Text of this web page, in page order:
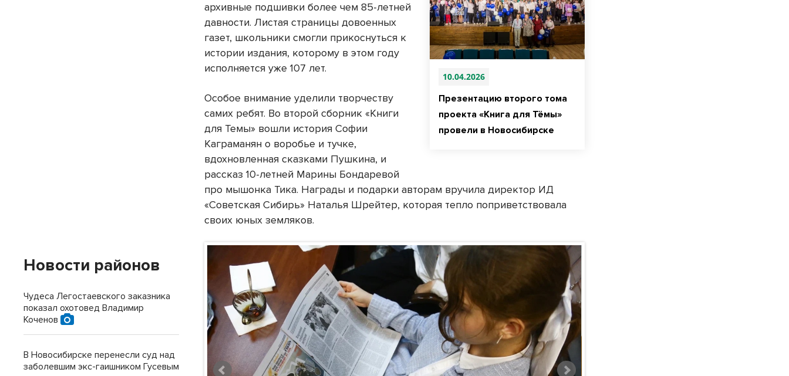
10.04.2026
Презентацию второго тома
проекта «Книга для Тёмы»
провели в Новосибирске
архивные подшивки более чем 85-летней
давности. Листая страницы довоенных
газет, школьники смогли прикоснуться к
истории издания, которому в этом году
исполняется уже 107 лет.
Особое внимание уделили творчеству
самих ребят. Во второй сборник «Книги
для Темы» вошли история Софии
Каграманян о воробье и тучке,
вдохновленная сказками Пушкина, и
рассказ 10-летней Марины Бондаревой
про мышонка Тика. Награды и подарки авторам вручила директор ИД
«Советская Сибирь» Наталья Шрейтер, которая тепло поприветствовала
своих юных земляков.
Новости районов
Чудеса Легостаевского заказника
показал охотовед Владимир
Коченов
В Новосибирске перенесли суд над
заболевшим экс-гаишником Гусевым